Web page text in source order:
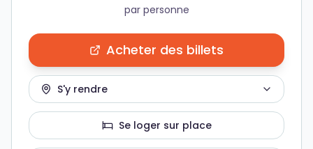
par personne
Acheter des billets
S'y rendre
Se loger sur place